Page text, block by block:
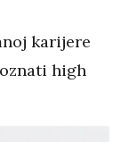
karijere
high